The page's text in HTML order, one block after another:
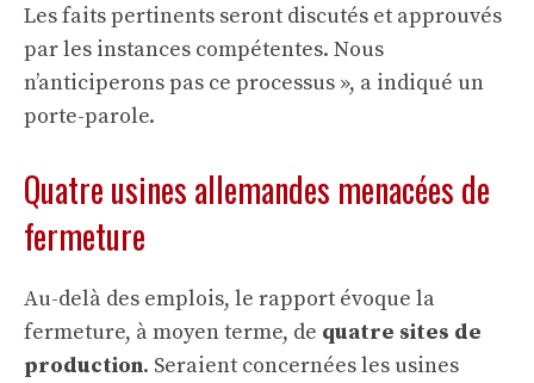
Les faits pertinents seront discutés et approuvés
par les instances compétentes. Nous
n’anticiperons pas ce processus », a indiqué un
porte-parole.
Quatre usines allemandes menacées de
fermeture
Au-delà des emplois, le rapport évoque la
fermeture, à moyen terme, de quatre sites de
production. Seraient concernées les usines